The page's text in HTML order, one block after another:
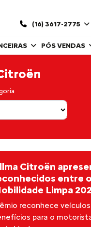
(16) 3617-2775
PÓS VENDAS
Citroën
entre
Limpa
reconhece
para o